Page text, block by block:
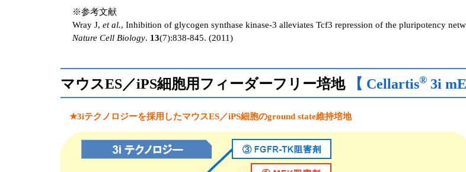
※参考文献
Wray J, et al., Inhibition of glycogen synthase kinase-3 alleviates Tcf3 repression of the pluripotency
Nature Cell Biology. 13(7):838-845. (2011)
マウスES／iPS細胞用フィーダーフリー培地 【 Cellartis® 3i
★3iテクノロジーを採用したマウスES／iPS細胞のground state維持培地